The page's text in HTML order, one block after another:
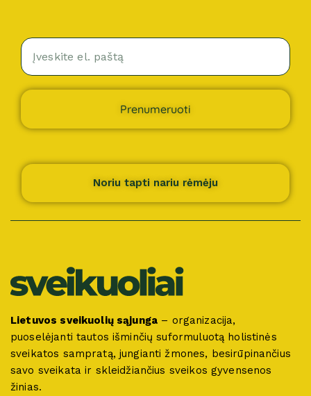
Prenumeruoti
Noriu tapti nariu rėmėju
Lietuvos sveikuolių sąjunga – organizacija,
puoselėjanti tautos išminčių suformuluotą holistinės
sveikatos sampratą, jungianti žmones, besirūpinančius
savo sveikata ir skleidžiančius sveikos gyvensenos
žinias.